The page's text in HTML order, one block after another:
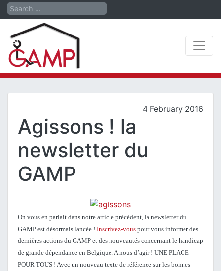
Search
4 February 2016
Agissons ! la
newsletter du
GAMP
On vous en parlait dans notre article précédent, la newsletter du
GAMP est désormais lancée ! Inscrivez-vous pour vous informer des
dernières actions du GAMP et des nouveautés concernant le handicap
de grande dépendance en Belgique. A nous d’agir ! UNE PLACE
POUR TOUS ! Avec un nouveau texte de référence sur les bonnes